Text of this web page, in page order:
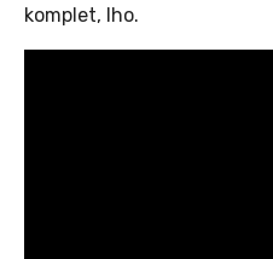
komplet, lho.